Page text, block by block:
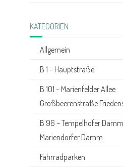
KATEGORIEN
Allgemein
B 1 – Hauptstraße
B 101 – Marienfelder Allee
Großbeerenstraße
B 96 – Tempelhofer
Mariendorfer Damm
Fahrradparken